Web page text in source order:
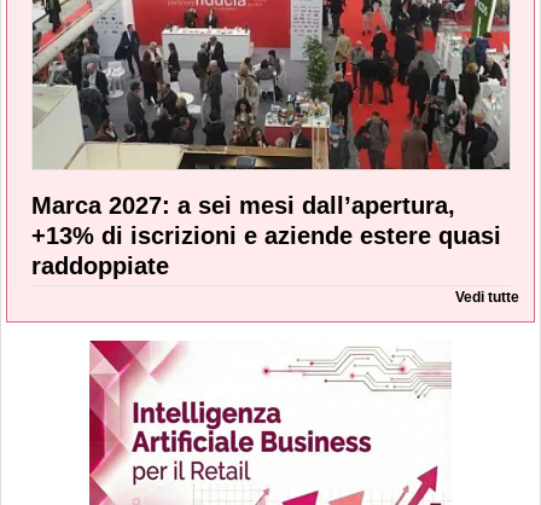
Marca 2027: a sei mesi dall’apertura,
+13% di iscrizioni e aziende estere quasi
raddoppiate
Vedi tutte